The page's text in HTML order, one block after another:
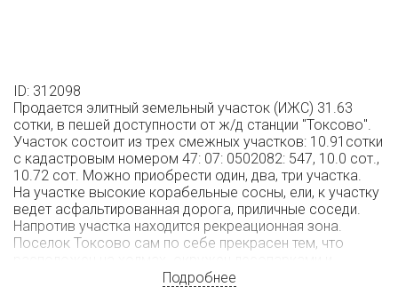
ID: 312098
Продается элитный земельный участок (ИЖС) 31.63
сотки, в пешей доступности от ж/д станции "Токсово".
Участок состоит из трех смежных участков: 10.91сотки
с кадастровым номером 47: 07: 0502082: 547, 10.0 сот.,
10.72 сот. Можно приобрести один, два, три участка.
На участке высокие корабельные сосны, ели, к участку
ведет асфальтированная дорога, приличные соседи.
Напротив участка находится рекреационная зона.
Поселок Токсово сам по себе прекрасен тем, что
озерами. Какими только замечательными местами не
Подробнее